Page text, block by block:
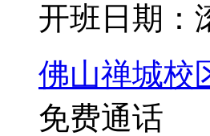
开班日期：
佛山禅城校
免费通话